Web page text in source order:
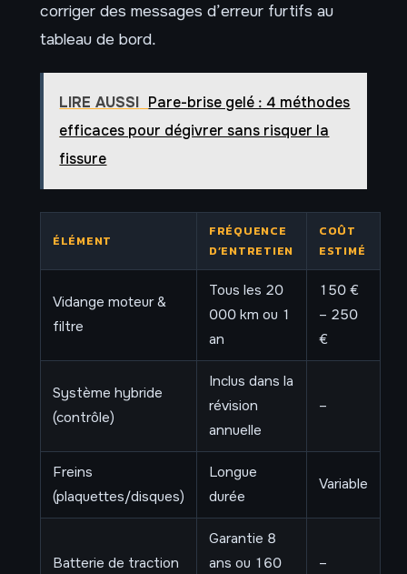
corriger des messages d’erreur furtifs au
tableau de bord.
LIRE AUSSI Pare-brise gelé : 4 méthodes
efficaces pour dégivrer sans risquer la
fissure
ÉLÉMENT
FRÉQUENCE
D’ENTRETIEN
COÛT
ESTIMÉ
Vidange moteur &
filtre
Tous les 20
000 km ou 1
an
150 €
– 250
€
Système hybride
(contrôle)
Inclus dans la
révision
annuelle
–
Freins
(plaquettes/disques)
Longue
durée
Variable
Batterie de traction
Garantie 8
ans ou 160
–